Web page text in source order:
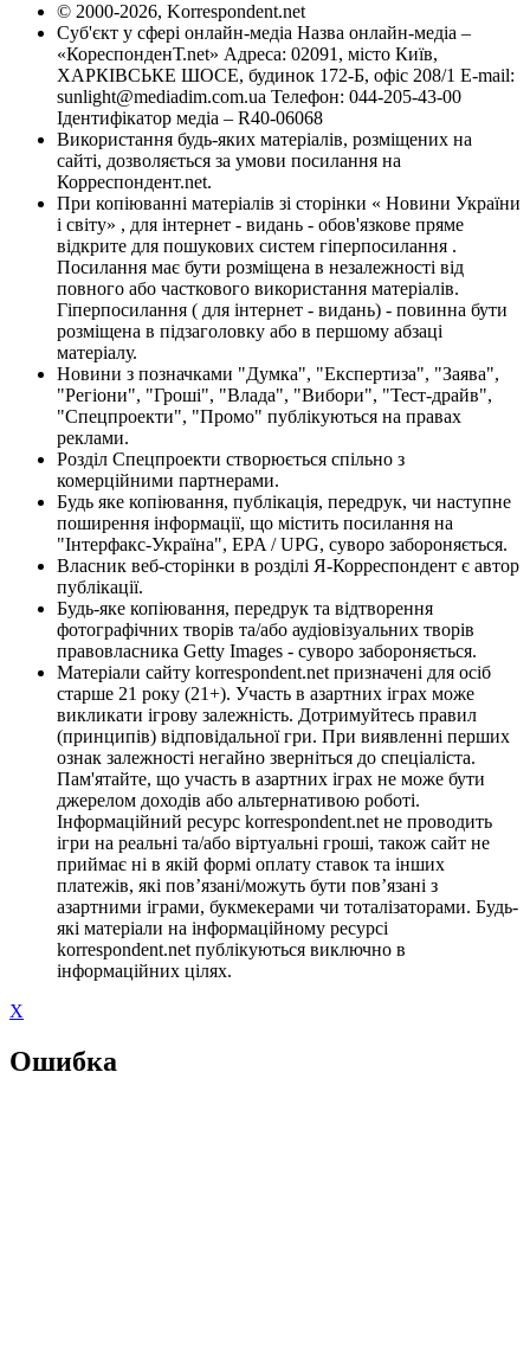
© 2000-2026, Korrespondent.net
Суб'єкт у сфері онлайн-медіа Назва онлайн-медіа –
«КореспонденТ.net» Адреса: 02091, місто Київ,
ХАРКІВСЬКЕ ШОСЕ, будинок 172-Б, офіс 208/1 E-mail:
sunlight@mediadim.com.ua Телефон: 044-205-43-00
Ідентифікатор медіа – R40-06068
Використання будь-яких матеріалів, розміщених на
сайті, дозволяється за умови посилання на
Корреспондент.net.
При копіюванні матеріалів зі сторінки « Новини України
і світу» , для інтернет - видань - обов'язкове пряме
відкрите для пошукових систем гіперпосилання .
Посилання має бути розміщена в незалежності від
повного або часткового використання матеріалів.
Гіперпосилання ( для інтернет - видань) - повинна бути
розміщена в підзаголовку або в першому абзаці
матеріалу.
Новини з позначками "Думка", "Експертиза", "Заява",
"Регіони", "Гроші", "Влада", "Вибори", "Тест-драйв",
"Спецпроекти", "Промо" публікуються на правах
реклами.
Розділ Спецпроекти створюється спільно з
комерційними партнерами.
Будь яке копіювання, публікація, передрук, чи наступне
поширення інформації, що містить посилання на
"Інтерфакс-Україна", EPA / UPG, суворо забороняється.
Власник веб-сторінки в розділі Я-Корреспондент є автор
публікації.
Будь-яке копіювання, передрук та відтворення
фотографічних творів та/або аудіовізуальних творів
правовласника Getty Images - суворо забороняється.
Матеріали сайту korrespondent.net призначені для осіб
старше 21 року (21+). Участь в азартних іграх може
викликати ігрову залежність. Дотримуйтесь правил
(принципів) відповідальної гри. При виявленні перших
ознак залежності негайно зверніться до спеціаліста.
Пам'ятайте, що участь в азартних іграх не може бути
джерелом доходів або альтернативою роботі.
Інформаційний ресурс korrespondent.net не проводить
ігри на реальні та/або віртуальні гроші, також сайт не
приймає ні в якій формі оплату ставок та інших
платежів, які пов’язані/можуть бути пов’язані з
азартними іграми, букмекерами чи тоталізаторами. Будь-
які матеріали на інформаційному ресурсі
korrespondent.net публікуються виключно в
інформаційних цілях.
X
Ошибка